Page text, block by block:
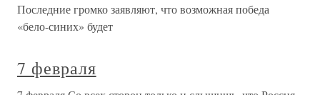
Последние громко заявляют, что возможная победа
«бело-синих» будет
7 февраля